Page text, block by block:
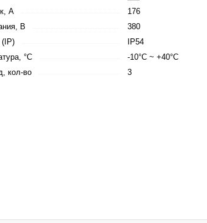
А
176
В
380
(IP)
IP54
°С
-10°C ~ +40°C
кол-во
3